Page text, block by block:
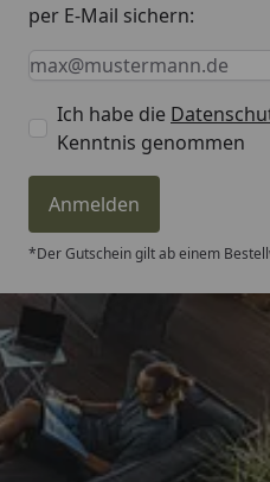
per E-Mail sichern:
Keine Eingabe erforderlich
Eingabe erforderlich
E-Mail *
Ich habe die
Kenntnis genommen
Anmelden
*Der Gutschein gilt ab einem
Trusted